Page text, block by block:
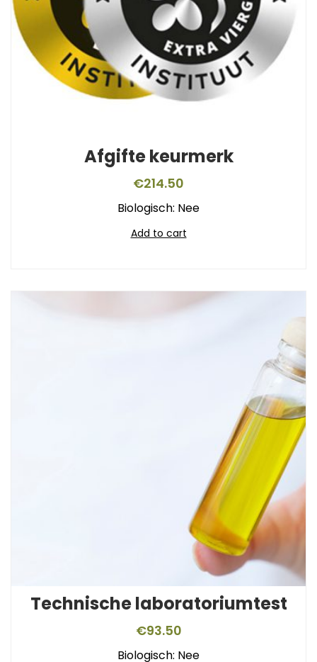
Afgifte keurmerk
€214.50
Biologisch: Nee
Add to cart
Technische laboratoriumtest
€93.50
Biologisch: Nee